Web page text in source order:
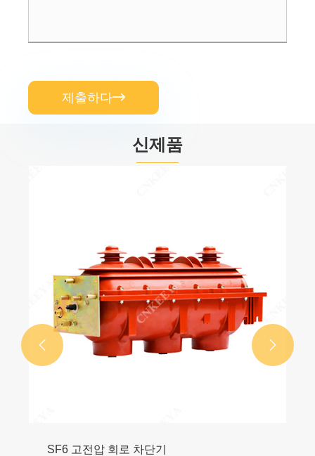
제출하다
신제품
SF6 고전압 회로 차단기
 